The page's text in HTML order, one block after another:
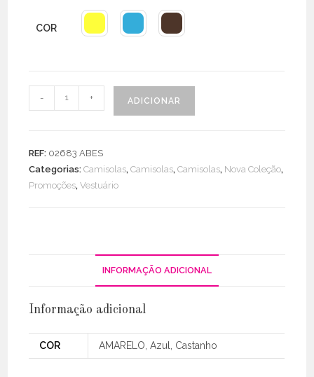
COR
Quantidade
de
- + ADICIONAR
REF: 02683 ABES
Categorias:Camisolas,Camisolas,Camisolas, Nova Coleção,
Promoções,Vestuário
INFORMAÇÃO ADICIONAL
Informação adicional
COR AMARELO, Azul, Castanho